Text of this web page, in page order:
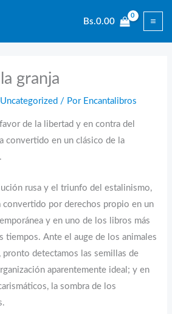
Bs.0.00
granja
Uncategorized / Por Encantalibros
de la libertad y en contra del
convertido en un clásico de la
rusa y el triunfo del estalinismo,
convertido por derechos propio en un
y en uno de los libros más
tiempos. Ante el auge de los animales
pronto detectamos las semillas de
aparentemente ideal; y en
la sombra de los